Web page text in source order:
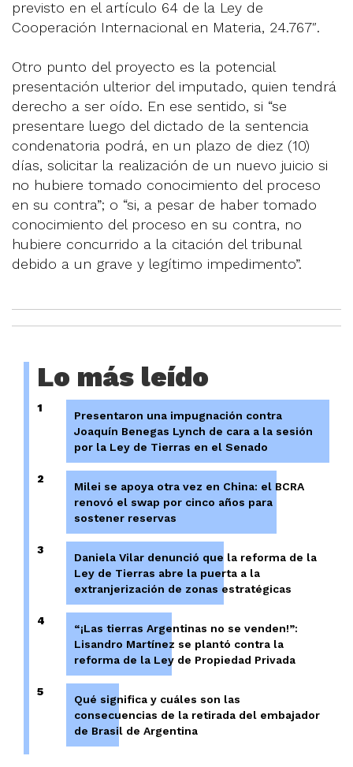
previsto en el artículo 64 de la Ley de
Cooperación Internacional en Materia, 24.767″.
Otro punto del proyecto es la potencial
presentación ulterior del imputado, quien tendrá
derecho a ser oído. En ese sentido, si “se
presentare luego del dictado de la sentencia
condenatoria podrá, en un plazo de diez (10)
días, solicitar la realización de un nuevo juicio si
no hubiere tomado conocimiento del proceso
en su contra”; o “si, a pesar de haber tomado
conocimiento del proceso en su contra, no
hubiere concurrido a la citación del tribunal
debido a un grave y legítimo impedimento”.
Lo más leído
1
Presentaron una impugnación contra
Joaquín Benegas Lynch de cara a la sesión
por la Ley de Tierras en el Senado
2
Milei se apoya otra vez en China: el BCRA
renovó el swap por cinco años para
sostener reservas
3
Daniela Vilar denunció que la reforma de la
Ley de Tierras abre la puerta a la
extranjerización de zonas estratégicas
4
“¡Las tierras Argentinas no se venden!”:
Lisandro Martínez se plantó contra la
reforma de la Ley de Propiedad Privada
5
Qué significa y cuáles son las
consecuencias de la retirada del embajador
de Brasil de Argentina